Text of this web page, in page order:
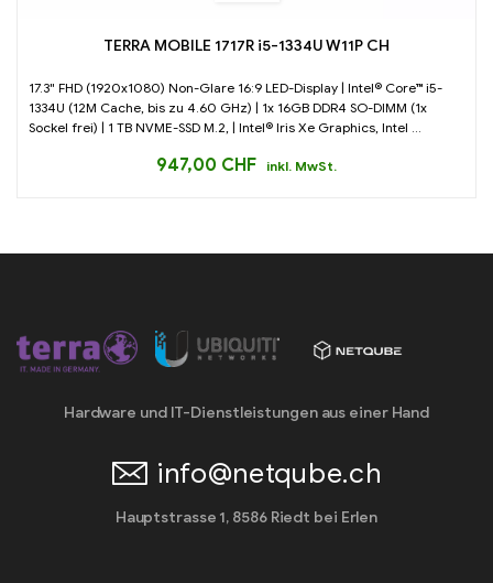
TERRA MOBILE 1717R i5-1334U W11P CH
17.3" FHD (1920x1080) Non-Glare 16:9 LED-Display | Intel® Core™ i5-
1334U (12M Cache, bis zu 4.60 GHz) | 1x 16GB DDR4 SO-DIMM (1x
Sockel frei) | 1 TB NVME-SSD M.2, | Intel® Iris Xe Graphics, Intel ...
947,00 CHF inkl. MwSt.
Hardware und IT-Dienstleistungen aus einer Hand
info@netqube.ch
Hauptstrasse 1, 8586 Riedt bei Erlen